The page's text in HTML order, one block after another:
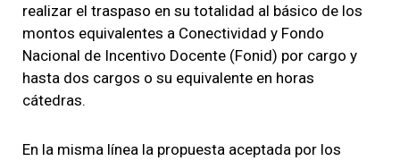
realizar el traspaso en su totalidad al básico de los
montos equivalentes a Conectividad y Fondo
Nacional de Incentivo Docente (Fonid) por cargo y
hasta dos cargos o su equivalente en horas
cátedras.
En la misma línea la propuesta aceptada por los